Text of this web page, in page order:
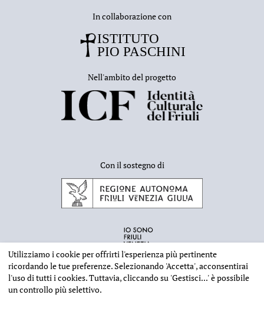
In collaborazione con
Nell'ambito del progetto
Con il sostegno di
Utilizziamo i cookie per offrirti l'esperienza più pertinente
ricordando le tue preferenze. Selezionando 'Accetta', acconsentirai
l'uso di tutti i cookies. Tuttavia, cliccando su 'Gestisci...'è possibile
un controllo più selettivo.